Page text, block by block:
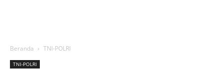
Beranda TNI-POLRI
TNI-POLRI